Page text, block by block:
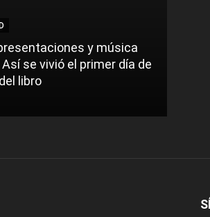
y música
Así se vivió el primer día de
libro